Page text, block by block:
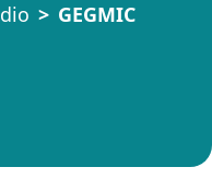
GEGMIC